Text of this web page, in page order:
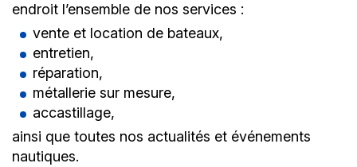
endroit l’ensemble de nos services :
vente et location de bateaux,
entretien,
réparation,
métallerie sur mesure,
accastillage,
ainsi que toutes nos actualités et événements
nautiques.